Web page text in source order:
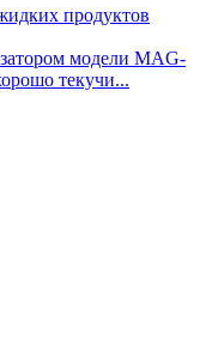
продуктов
модели MAG-
текучи...